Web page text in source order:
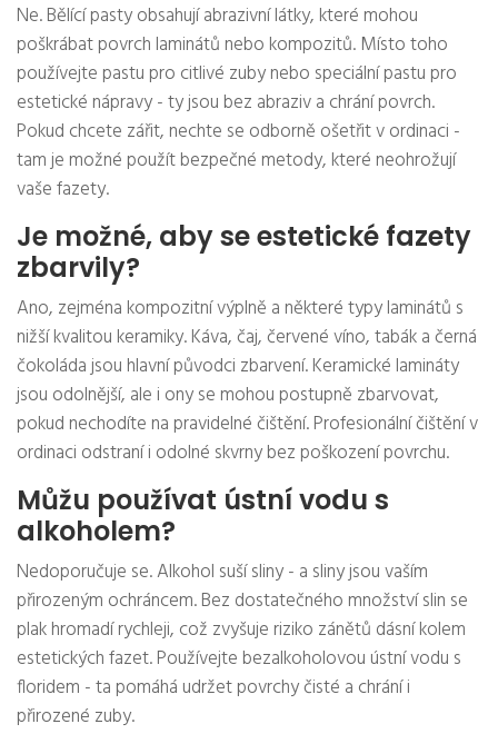
Ne. Bělící pasty obsahují abrazivní látky, které mohou
poškrábat povrch laminátů nebo kompozitů. Místo toho
používejte pastu pro citlivé zuby nebo speciální pastu pro
estetické nápravy - ty jsou bez abraziv a chrání povrch.
Pokud chcete zářit, nechte se odborně ošetřit v ordinaci -
tam je možné použít bezpečné metody, které neohrožují
vaše fazety.
Je možné, aby se estetické fazety
zbarvily?
Ano, zejména kompozitní výplně a některé typy laminátů s
nižší kvalitou keramiky. Káva, čaj, červené víno, tabák a černá
čokoláda jsou hlavní původci zbarvení. Keramické lamináty
jsou odolnější, ale i ony se mohou postupně zbarvovat,
pokud nechodíte na pravidelné čištění. Profesionální čištění v
ordinaci odstraní i odolné skvrny bez poškození povrchu.
Můžu používat ústní vodu s
alkoholem?
Nedoporučuje se. Alkohol suší sliny - a sliny jsou vaším
přirozeným ochráncem. Bez dostatečného množství slin se
plak hromadí rychleji, což zvyšuje riziko zánětů dásní kolem
estetických fazet. Používejte bezalkoholovou ústní vodu s
floridem - ta pomáhá udržet povrchy čisté a chrání i
přirozené zuby.